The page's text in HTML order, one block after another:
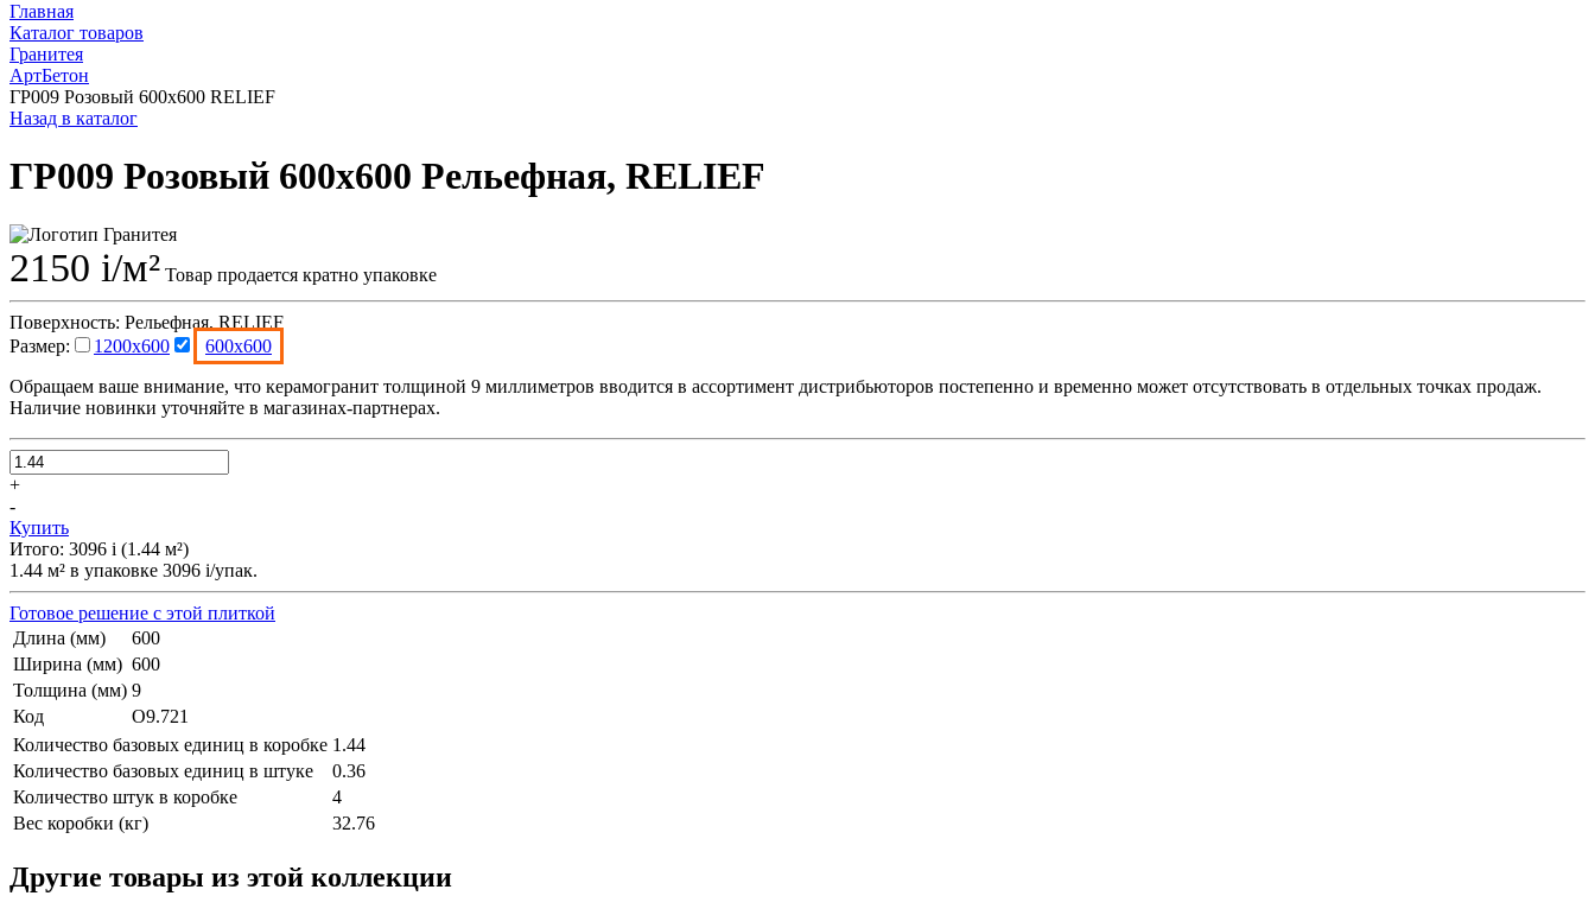
Главная
Каталог товаров
Гранитея
АртБетон
ГР009 Розовый 600x600 RELIEF
Назад в каталог
ГР009 Розовый 600x600 Рельефная, RELIEF
2150 i/м² Товар продается кратно упаковке
Поверхность: Рельефная, RELIEF
Размер:
1200x600
600x600
Обращаем ваше внимание, что керамогранит толщиной 9 миллиметров вводится в ассортимент дистрибьюторов постепенно и временно может отсутствовать в отдельных точках продаж.
Наличие новинки уточняйте в магазинах-партнерах.
+
-
Купить
Итого: 3096 i (1.44 м²)
1.44 м² в упаковке 3096 i/упак.
Готовое решение с этой плиткой
Длина (мм)
600
Ширина (мм) 600
Толщина (мм) 9
Код
О9.721
Количество базовых единиц в коробке 1.44
Количество базовых единиц в штуке
0.36
Количество штук в коробке
4
Вес коробки (кг)
32.76
Другие товары из этой коллекции